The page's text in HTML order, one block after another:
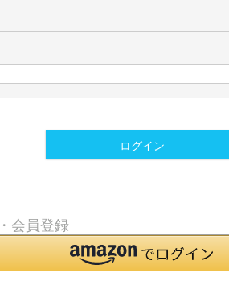
ログイン
会員登録